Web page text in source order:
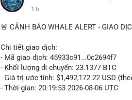
1 h
🚨 CẢNH BÁO WHALE ALERT - GIAO
Chi tiết giao dịch:
- Mã giao dịch: 45933c91...0c2694f7
- Khối lượng di chuyển: 23.1377 BTC
- Giá trị ước tính: $1,492,172.22 USD
- Thời gian: 20:19:53 2026-08-06 UTC